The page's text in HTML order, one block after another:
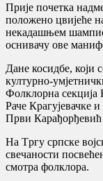
Прије почетка
положено цвијеће
некадашњем
оснивачу ове
Дане косидбе, који
културно-
Фолклорна секција
Раче Крагујевачке
Први
На Tргу српске
свечаности
смотра фолклора.